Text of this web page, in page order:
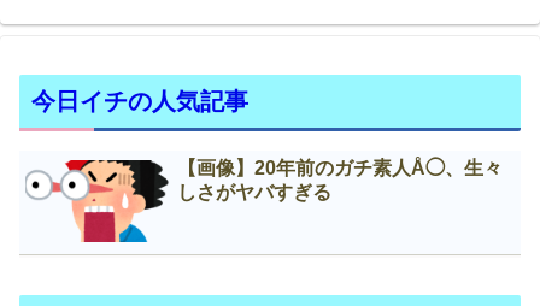
今日イチの人気記事
【画像】20年前のガチ素人Å◯、生々
しさがヤバすぎる